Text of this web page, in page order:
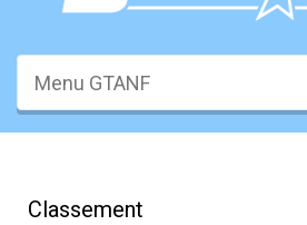
Menu GTANF
Classement